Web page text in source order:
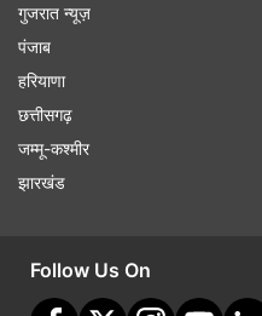
गुजरात न्यूज़
पंजाब
हरियाणा
छत्तीसगढ़
जम्मू-कश्मीर
झारखंड
Follow Us On